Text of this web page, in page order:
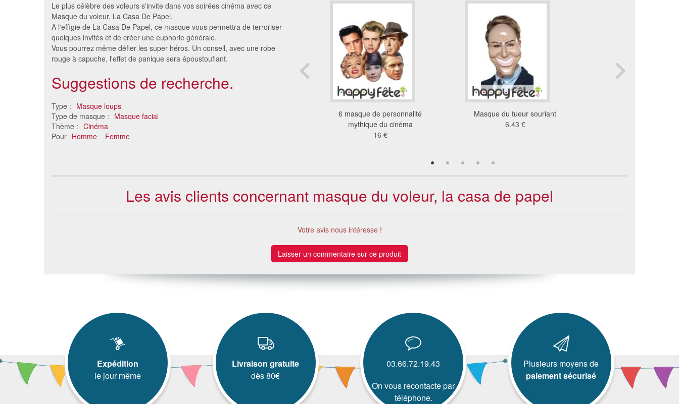
Le plus célèbre des voleurs s'invite dans vos soirées cinéma avec ce
Masque du voleur, La Casa De Papel.
A l'effigie de La Casa De Papel, ce masque vous permettra de terroriser
quelques invités et de créer une euphorie générale.
Vous pourrez même défier les super héros. Un conseil, avec une robe
rouge à capuche, l'effet de panique sera époustouflant.
Suggestions de recherche.
Type : Masque loups
Type de masque : Masque facial
Thème : Cinéma
Pour Homme Femme
6 masques des personnalités
de doctor who, carton
13 €
6 masque de personnalité
mythique du cinéma
16 €
Masque du tueur souriant
6.43 €
Les avis clients concernant masque du voleur, la casa de papel
Votre avis nous intéresse !
Laisser un commentaire sur ce produit
Expédition
le jour même
Livraison gratuite
dès 80€
03.66.72.19.43
On vous recontacte par
téléphone.
Plusieurs moyens de
paiement sécurisé